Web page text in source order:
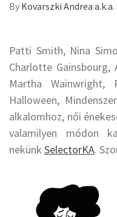
By Kovarszki Andrea
Patti Smith, Nina
Charlotte Gainsbourg,
Martha
Halloween,
alkalomhoz, női
valamilyen módon
nekünk SelectorKA.